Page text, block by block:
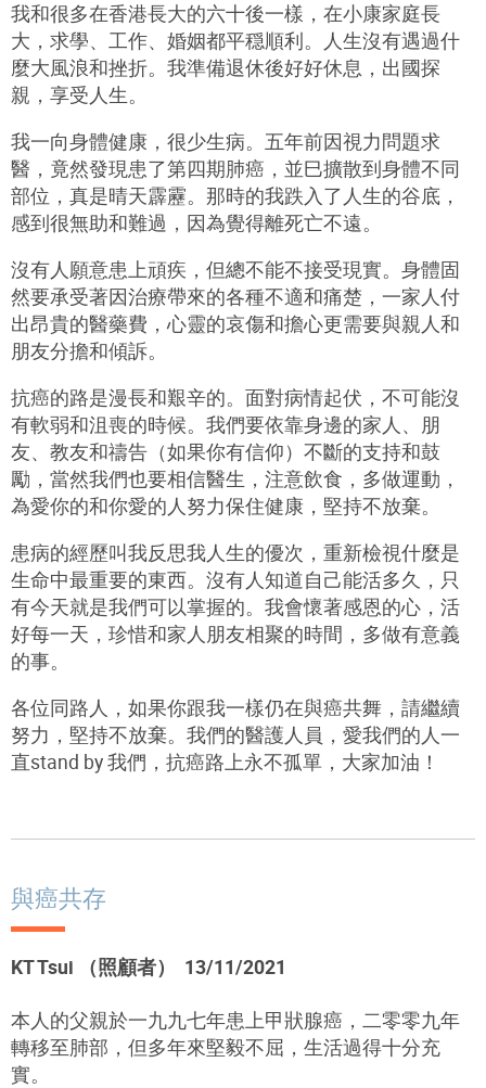
我和很多在香港長大的六十後一樣，在小康家庭長
大，求學、工作、婚姻都平穏順利。人生沒有遇過什
麼大風浪和挫折。我準備退休後好好休息，出國探
親，享受人生。
我一向身體健康，很少生病。五年前因視力問題求
醫，竟然發現患了第四期肺癌，並巳擴散到身體不同
部位，真是晴天霹靂。那時的我跌入了人生的谷底，
感到很無助和難過，因為覺得離死亡不遠。
沒有人願意患上頑疾，但總不能不接受現實。身體固
然要承受著因治療帶來的各種不適和痛楚，一家人付
出昂貴的醫藥費，心靈的哀傷和擔心更需要與親人和
朋友分擔和傾訴。
抗癌的路是漫長和艱辛的。面對病情起伏，不可能沒
有軟弱和沮喪的時候。我們要依靠身邊的家人、朋
友、教友和禱告（如果你有信仰）不斷的支持和鼓
勵，當然我們也要相信醫生，注意飲食，多做運動，
為愛你的和你愛的人努力保住健康，堅持不放棄。
患病的經歷叫我反思我人生的優次，重新檢視什麼是
生命中最重要的東西。沒有人知道自己能活多久，只
有今天就是我們可以掌握的。我會懷著感恩的心，活
好每一天，珍惜和家人朋友相聚的時間，多做有意義
的事。
各位同路人，如果你跟我一樣仍在與癌共舞，請繼續
努力，堅持不放棄。我們的醫護人員，愛我們的人一
直stand by 我們，抗癌路上永不孤單，大家加油！
與癌共存
KT Tsui （照顧者） 13/11/2021
本人的父親於一九九七年患上甲狀腺癌，二零零九年
轉移至肺部，但多年來堅毅不屈，生活過得十分充
實。